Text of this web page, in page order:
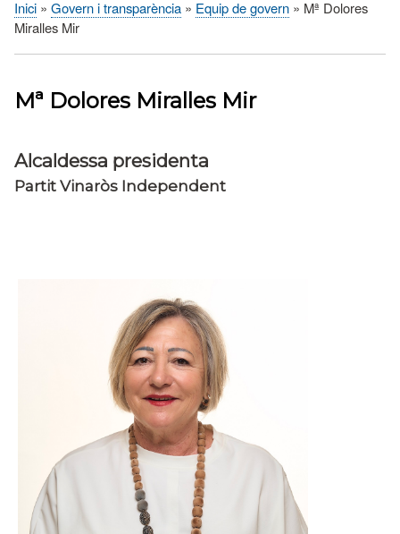
Fil
Inici Govern i transparència Equip de govern
Mª Dolores
Miralles Mir
Mª Dolores Miralles Mir
Alcaldessa presidenta
Partit Vinaròs Independent